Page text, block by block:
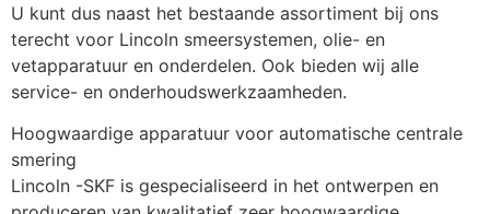
U kunt dus naast het bestaande assortiment bij ons
terecht voor Lincoln smeersystemen, olie- en
vetapparatuur en onderdelen. Ook bieden wij alle
service- en onderhoudswerkzaamheden.
Hoogwaardige apparatuur voor automatische centrale
smering
Lincoln -SKF is gespecialiseerd in het ontwerpen en